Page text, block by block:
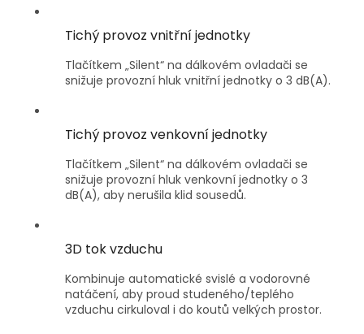
Tichý provoz vnitřní jednotky
Tlačítkem „Silent“ na dálkovém ovladači se
snižuje provozní hluk vnitřní jednotky o 3 dB(A).
Tichý provoz venkovní jednotky
Tlačítkem „Silent“ na dálkovém ovladači se
snižuje provozní hluk venkovní jednotky o 3
dB(A), aby nerušila klid sousedů.
3D tok vzduchu
Kombinuje automatické svislé a vodorovné
natáčení, aby proud studeného/teplého
vzduchu cirkuloval i do koutů velkých prostor.